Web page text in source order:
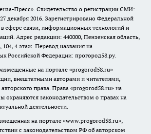
Пресс». Свидетельство о регистрации СМИ:
декабря 2016. Зарегистрировано Федеральной
сфере связи, информационных технологий и
Адрес редакции: 440000, Пензенская область,
104, 4 этаж. Перевод названия на
Российской Федерации: прогород58.ру.
на портале «progorod58.ru»
внештатными авторами и читателями,
права. Права «progorod58.ru» на
охраняются законодательством о правах на
деятельности.
на портале «www.progorod58.ru»,
с законодательством РФ об авторском